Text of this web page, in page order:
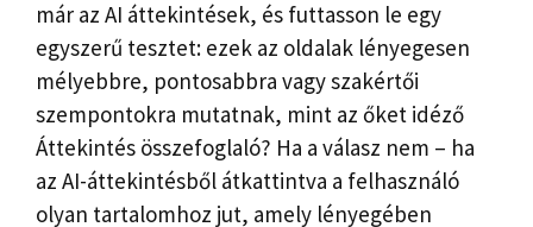
már az AI áttekintések, és futtasson le egy
egyszerű tesztet: ezek az oldalak lényegesen
mélyebbre, pontosabbra vagy szakértői
szempontokra mutatnak, mint az őket idéző ​​
Áttekintés összefoglaló? Ha a válasz nem – ha
az AI-áttekintésből átkattintva a felhasználó
olyan tartalomhoz jut, amely lényegében